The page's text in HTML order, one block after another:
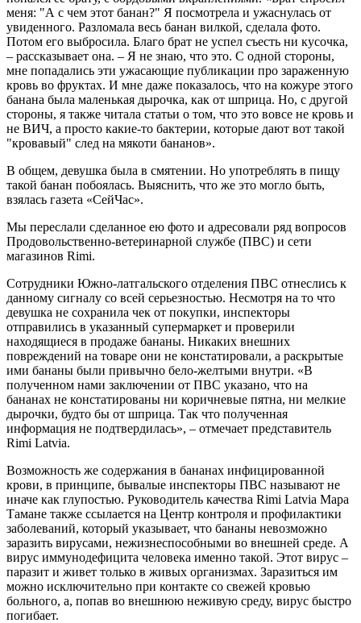
меня: "А с чем этот банан?" Я посмотрела и ужаснулась от
увиденного. Разломала весь банан вилкой, сделала фото.
Потом его выбросила. Благо брат не успел съесть ни кусочка,
– рассказывает она. – Я не знаю, что это. С одной стороны,
мне попадались эти ужасающие публикации про зараженную
кровь во фруктах. И мне даже показалось, что на кожуре этого
банана была маленькая дырочка, как от шприца. Но, с другой
стороны, я также читала статьи о том, что это вовсе не кровь и
не ВИЧ, а просто какие-то бактерии, которые дают вот такой
"кровавый" след на мякоти бананов».
В общем, девушка была в смятении. Но употреблять в пищу
такой банан побоялась. Выяснить, что же это могло быть,
взялась газета «СейЧас».
Мы переслали сделанное ею фото и адресовали ряд вопросов
Продовольственно-ветеринарной службе (ПВС) и сети
магазинов Rimi.
Сотрудники Южно-латгальского отделения ПВС отнеслись к
данному сигналу со всей серьезностью. Несмотря на то что
девушка не сохранила чек от покупки, инспекторы
отправились в указанный супермаркет и проверили
находящиеся в продаже бананы. Никаких внешних
повреждений на товаре они не констатировали, а раскрытые
ими бананы были привычно бело-желтыми внутри. «В
полученном нами заключении от ПВС указано, что на
бананах не констатированы ни коричневые пятна, ни мелкие
дырочки, будто бы от шприца. Так что полученная
информация не подтвердилась», – отмечает представитель
Rimi Latvia.
Возможность же содержания в бананах инфицированной
крови, в принципе, бывалые инспекторы ПВС называют не
иначе как глупостью. Руководитель качества Rimi Latvia Мара
Тамане также ссылается на Центр контроля и профилактики
заболеваний, который указывает, что бананы невозможно
заразить вирусами, нежизнеспособными во внешней среде. А
вирус иммунодефицита человека именно такой. Этот вирус –
паразит и живет только в живых организмах. Заразиться им
можно исключительно при контакте со свежей кровью
больного, а, попав во внешнюю неживую среду, вирус быстро
погибает.